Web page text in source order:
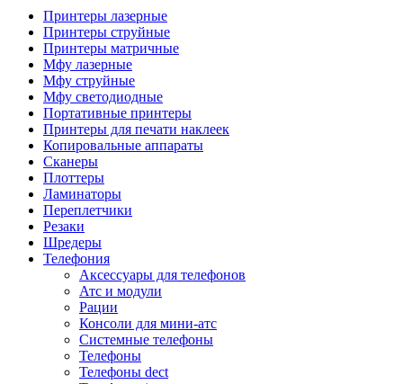
Камеры для видеоконференцсвязи
Аксессуары для видеоконференцсвязи
Системы безопасности и умный дом
Комплекты видеонаблюдения
Мониторы и видеостены
Регистраторы
Замки
Терминалы доступа
Охранно-пожарная сигнализация
Коннекторы и розетки
Принтеры лазерные
Принтеры струйные
Принтеры матричные
Мфу лазерные
Мфу струйные
Мфу светодиодные
Портативные принтеры
Принтеры для печати наклеек
Копировальные аппараты
Сканеры
Плоттеры
Ламинаторы
Переплетчики
Резаки
Шредеры
Телефония
Аксессуары для телефонов
Атс и модули
Рации
Консоли для мини-атс
Системные телефоны
Телефоны
Телефоны dect